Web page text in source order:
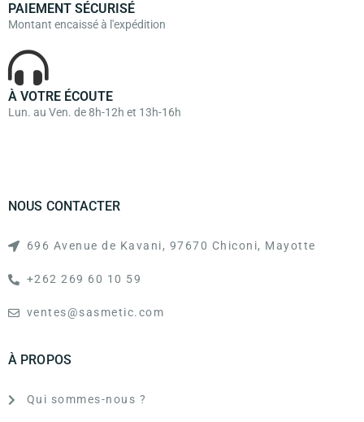
PAIEMENT SÉCURISÉ
Montant encaissé à l'expédition
À VOTRE ÉCOUTE
Lun. au Ven. de 8h-12h et 13h-16h
NOUS CONTACTER
696 Avenue de Kavani, 97670 Chiconi, Mayotte
+262 269 60 10 59
ventes@sasmetic.com
À PROPOS
Qui sommes-nous ?